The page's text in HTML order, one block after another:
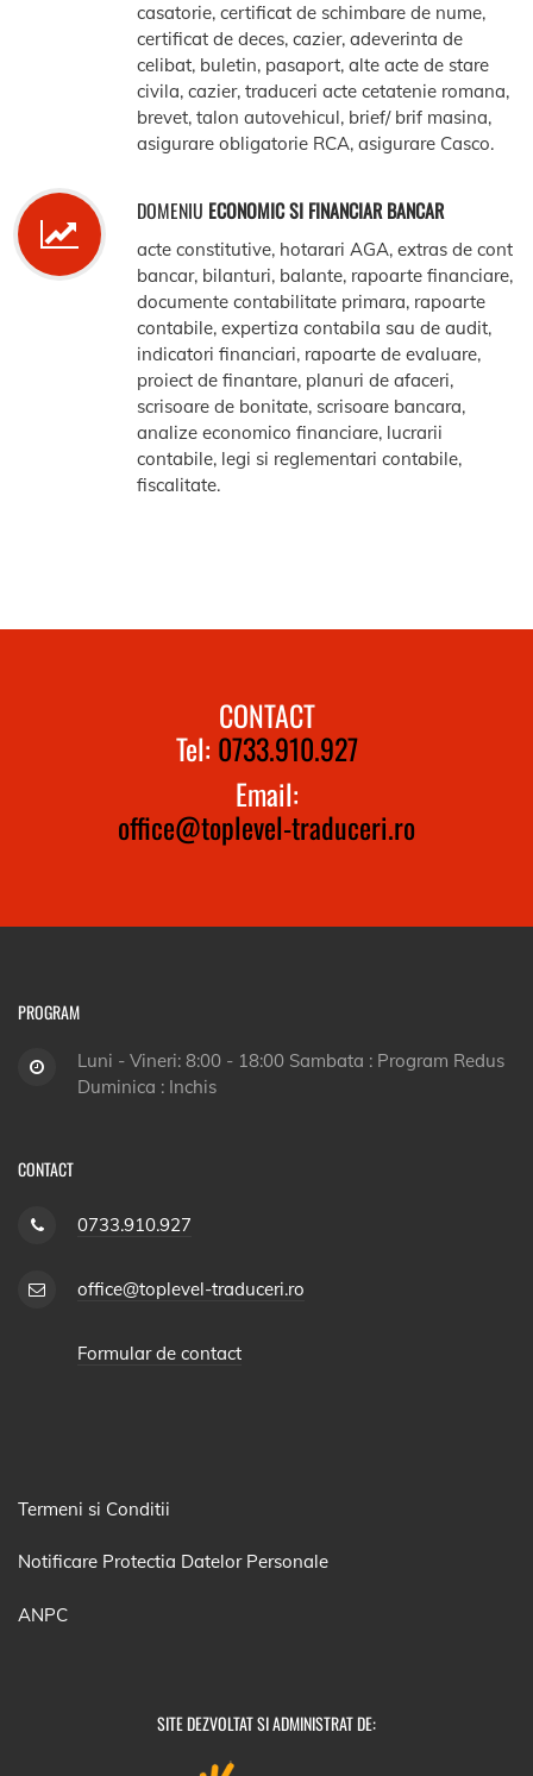
casatorie, certificat de schimbare de nume,
certificat de deces, cazier, adeverinta de
celibat, buletin, pasaport, alte acte de stare
civila, cazier, traduceri acte cetatenie romana,
brevet, talon autovehicul, brief/ brif masina,
asigurare obligatorie RCA, asigurare Casco.
DOMENIU ECONOMIC SI FINANCIAR BANCAR
acte constitutive, hotarari AGA, extras de cont
bancar, bilanturi, balante, rapoarte financiare,
documente contabilitate primara, rapoarte
contabile, expertiza contabila sau de audit,
indicatori financiari, rapoarte de evaluare,
proiect de finantare, planuri de afaceri,
scrisoare de bonitate, scrisoare bancara,
analize economico financiare, lucrarii
contabile, legi si reglementari contabile,
fiscalitate.
CONTACT
Tel: 0733.910.927
Email:
office@toplevel-traduceri.ro
PROGRAM
Luni - Vineri: 8:00 - 18:00 Sambata : Program Redus
Duminica : Inchis
CONTACT
0733.910.927
office@toplevel-traduceri.ro
Formular de contact
Termeni si Conditii
Notificare Protectia Datelor Personale
ANPC
SITE DEZVOLTAT SI ADMINISTRAT DE: